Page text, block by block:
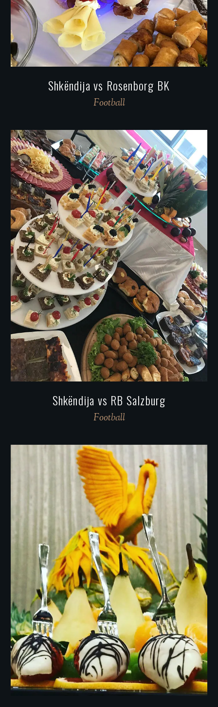
Shkëndija vs Rosenborg BK
Football
Shkëndija vs RB Salzburg
Football